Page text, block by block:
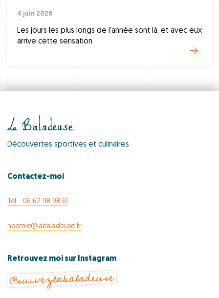
4 juin 2026
Les jours les plus longs de l’année sont là, et avec eux
arrive cette sensation
Découvertes sportives et culinaires
Contactez-moi
Tel. : 06 62 98 98 61
noemie@labaladeuse.fr
Retrouvez moi sur Instagram
@suivezlabaladeuse …